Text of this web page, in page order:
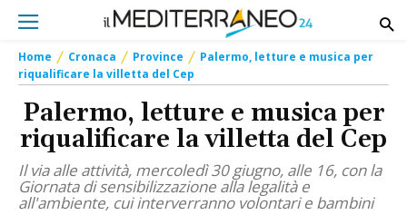
Home Cronaca Province
Palermo, letture e musica per
riqualificare la villetta del Cep
Palermo, letture e musica per
riqualificare la villetta del Cep
Il via alle attività, mercoledì 30 giugno, alle 16, con la
Giornata di sensibilizzazione alla legalità e
all'ambiente, cui interverranno volontari e bambini